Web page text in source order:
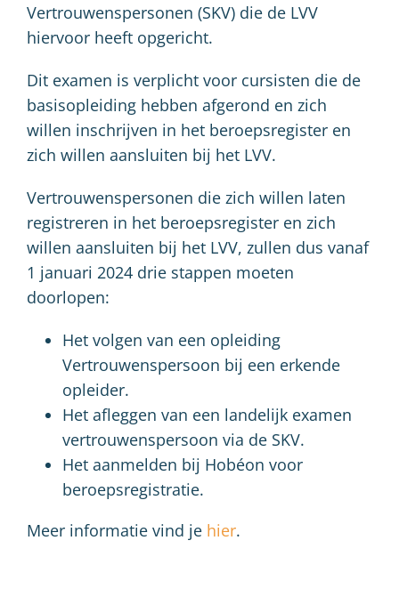
Vertrouwenspersonen (SKV) die de LVV
hiervoor heeft opgericht.
Dit examen is verplicht voor cursisten die de
basisopleiding hebben afgerond en zich
willen inschrijven in het beroepsregister en
zich willen aansluiten bij het LVV.
Vertrouwenspersonen die zich willen laten
registreren in het beroepsregister en zich
willen aansluiten bij het LVV, zullen dus vanaf
1 januari 2024 drie stappen moeten
doorlopen:
Het volgen van een opleiding
Vertrouwenspersoon bij een erkende
opleider.
Het afleggen van een landelijk examen
vertrouwenspersoon via de SKV.
Het aanmelden bij Hobéon voor
beroepsregistratie.
Meer informatie vind je hier.